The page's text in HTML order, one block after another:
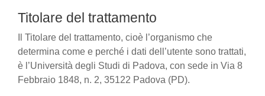
Titolare del trattamento
Il Titolare del trattamento, cioè l’organismo che
determina come e perché i dati dell’utente sono trattati,
è l’Università degli Studi di Padova, con sede in Via 8
Febbraio 1848, n. 2, 35122 Padova (PD).